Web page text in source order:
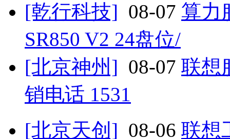
[乾行科技] 08-07 算力
SR850 V2 24盘位/
[北京神州] 08-07 联想
销电话 1531
[北京天创] 08-06 联想